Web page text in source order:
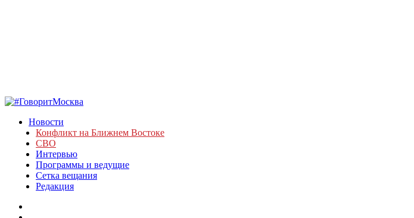
Новости
Конфликт на Ближнем Востоке
СВО
Интервью
Программы и ведущие
Сетка вещания
Редакция